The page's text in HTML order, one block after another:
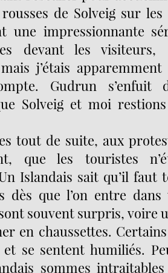
de Solveig sur
une impressionnante
devant les visiteurs,
j’étais
Gudrun s’enfuit
Solveig et moi
tout de suite, aux
que les touristes
Islandais sait qu’il faut
dès que l’on entre
souvent surpris, voire
en chaussettes.
et se sentent humiliés.
sommes